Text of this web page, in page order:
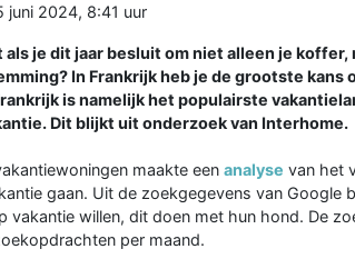
juni 2024, 8:41 uur
als je dit jaar besluit om niet alleen je
In Frankrijk heb je de grootste kans
is namelijk het populairste
Dit blijkt uit onderzoek van Interhome.
maakte een analyse van het
gaan. Uit de zoekgegevens van Google
vakantie willen, dit doen met hun hond. De
per maand.